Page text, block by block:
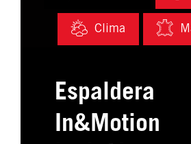
Clima
Espaldera
In&Motion